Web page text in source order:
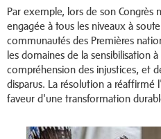
Par exemple, lors de son Congrès
engagée à tous les niveaux à
communautés des Premières
les domaines de la sensibilisation
compréhension des injustices, et
disparus. La résolution a réaffirmé
faveur d'une transformation